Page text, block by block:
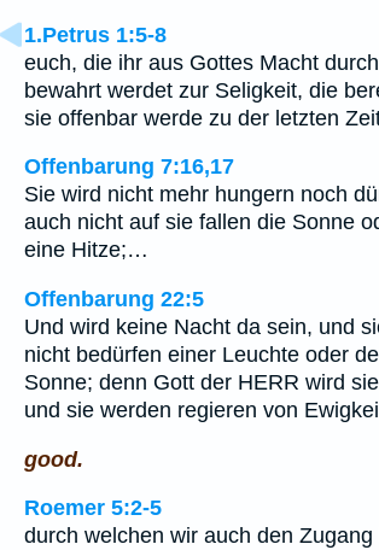
1.Petrus 1:5-8
euch, die ihr aus Gottes Macht
bewahrt werdet zur Seligkeit, die
sie offenbar werde zu der letzten
Offenbarung 7:16,17
Sie wird nicht mehr hungern noch
auch nicht auf sie fallen die Sonne
eine Hitze;…
Offenbarung 22:5
Und wird keine Nacht da sein, und
nicht bedürfen einer Leuchte oder
Sonne; denn Gott der HERR wird
und sie werden regieren von
good.
Roemer 5:2-5
durch welchen wir auch den Zugang